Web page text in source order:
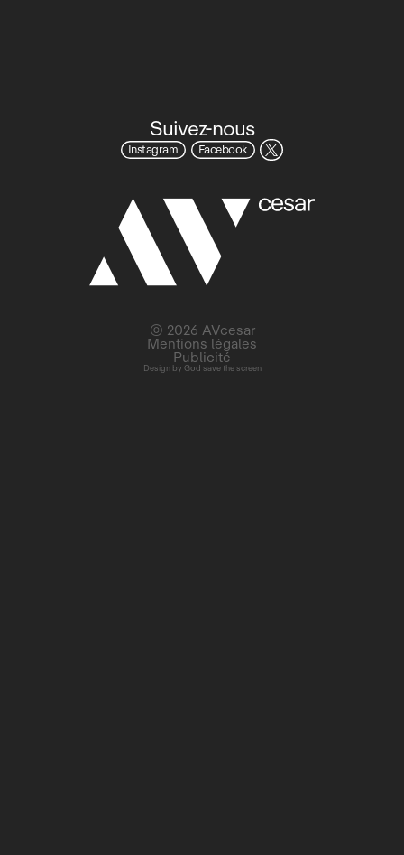
Suivez-nous
Instagram Facebook
Design by God save the screen
© 2026 AVcesar
Mentions légales
Publicité